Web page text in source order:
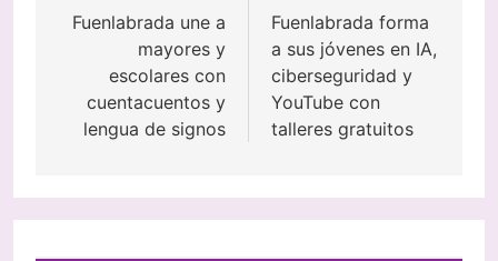
de
entradas
Fuenlabrada une a
mayores y
escolares con
cuentacuentos y
lengua de signos
Fuenlabrada forma
a sus jóvenes en IA,
ciberseguridad y
YouTube con
talleres gratuitos